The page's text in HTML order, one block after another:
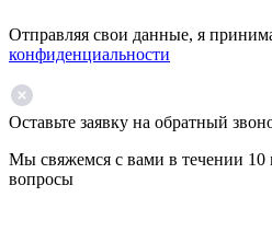
Отправляя свои данные, я
конфиденциальности
Оставьте заявку на обратный
Мы свяжемся с вами в течении 10
вопросы